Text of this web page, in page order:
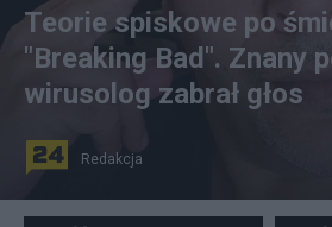
Mike Batayeh zmarł nagle 1
Teorie spiskowe po
"Breaking Bad". Znany
wirusolog zabrał głos
Redakcja